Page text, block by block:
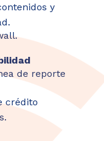
y
de reporte
crédito